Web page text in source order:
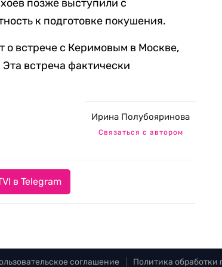
позже выступили с
к подготовке покушения.
о встрече с Керимовым в Москве,
встреча фактически
Ирина Полубояринова
Связаться с автором
в Telegram
соглашение Политика